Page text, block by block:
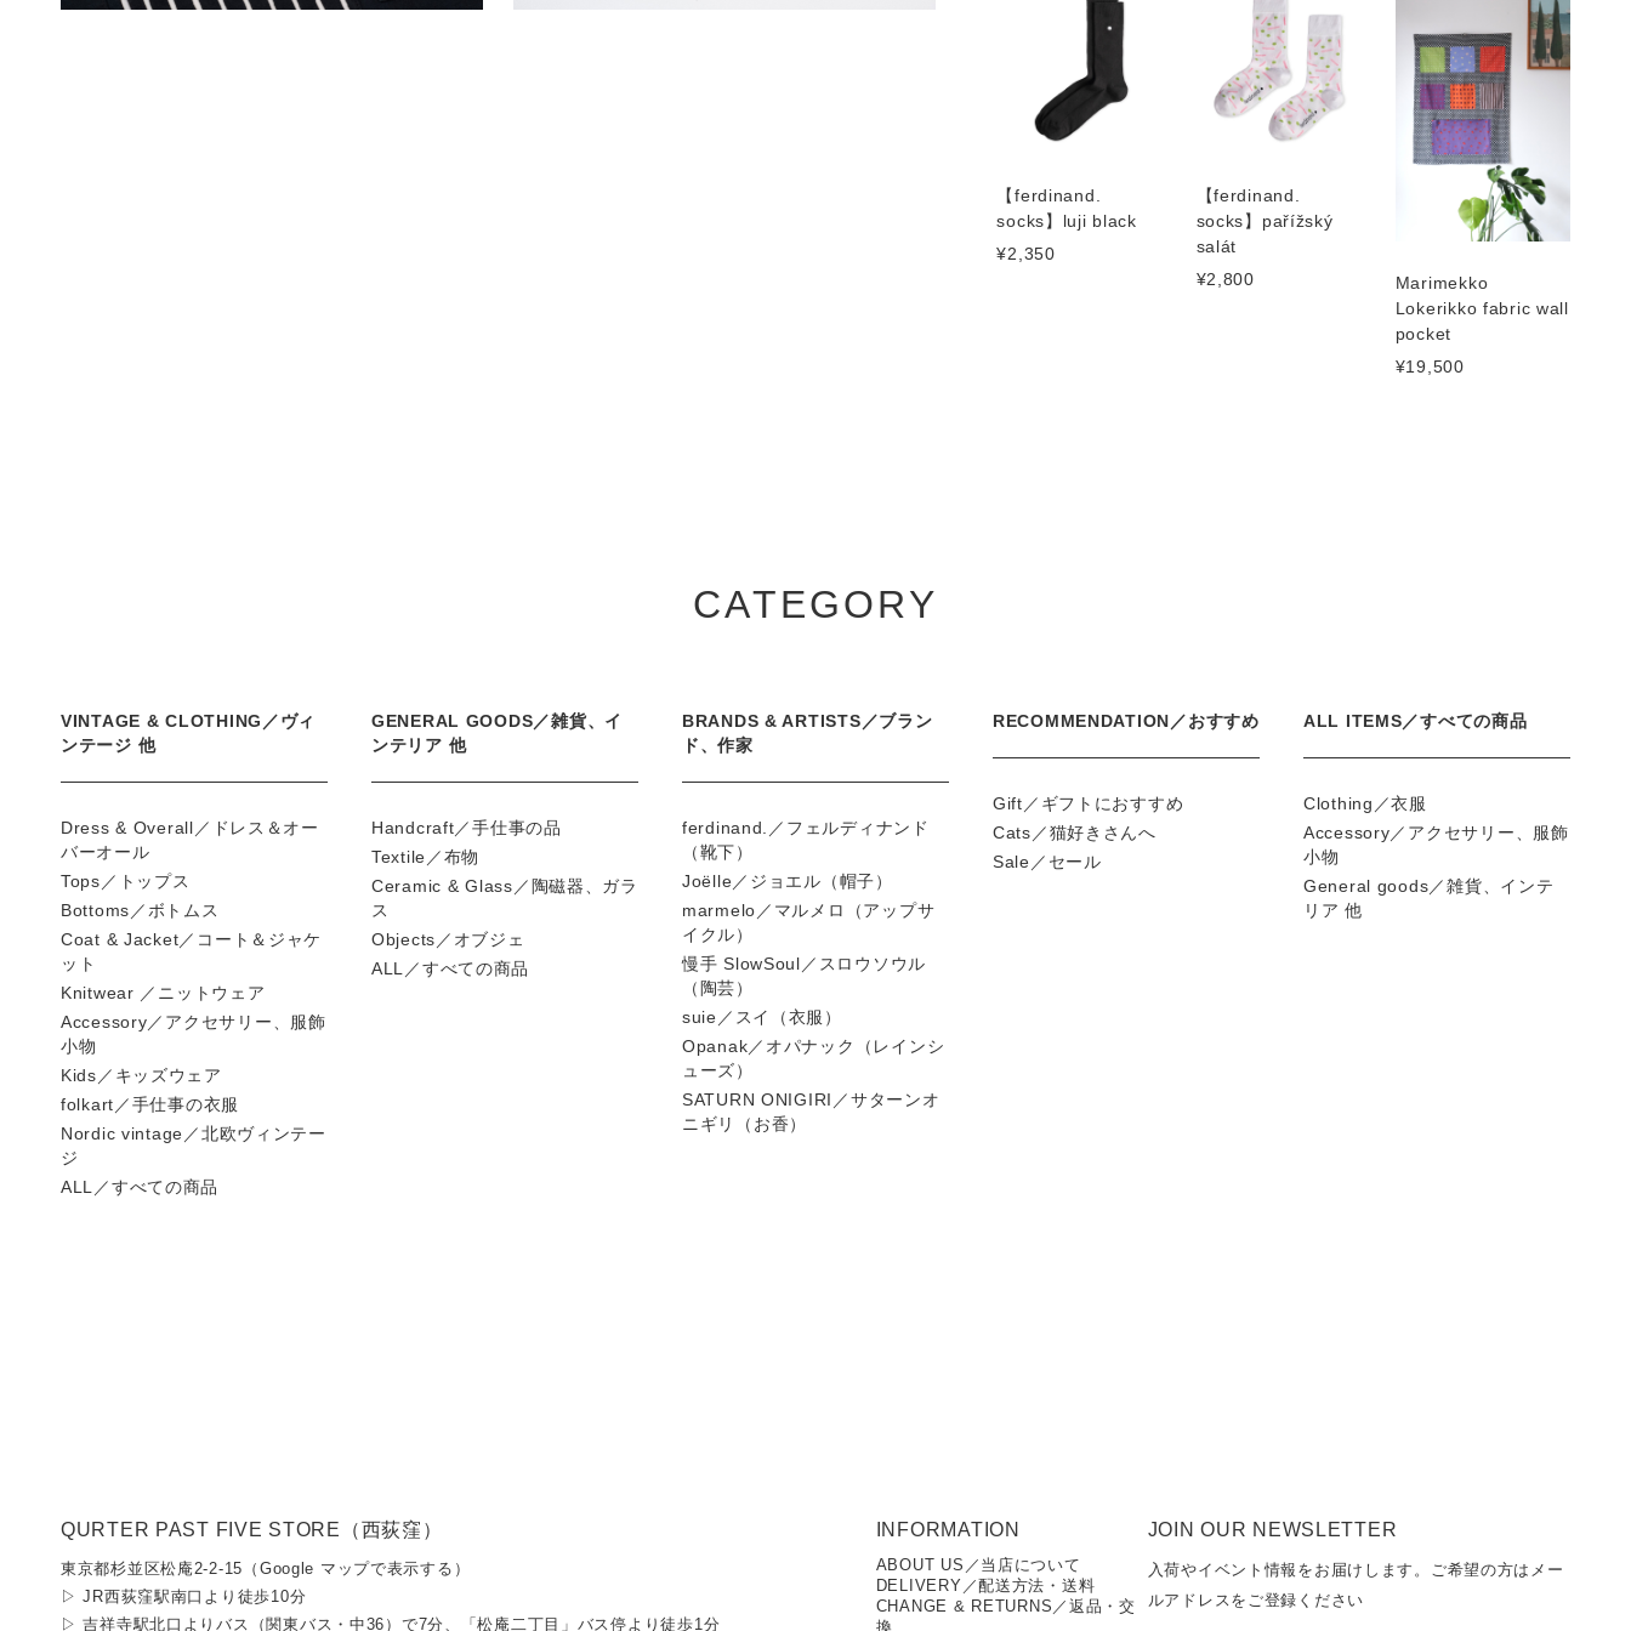
【ferdinand.
socks】luji black
¥2,350
【ferdinand.
socks】pařížský
salát
¥2,800
Marimekko
Lokerikko fabric wall
pocket
¥19,500
CATEGORY
VINTAGE & CLOTHING／ヴィ
ンテージ 他
Dress & Overall／ドレス＆オー
バーオール
Tops／トップス
Bottoms／ボトムス
Coat & Jacket／コート＆ジャケ
ット
Knitwear ／ニットウェア
Accessory／アクセサリー、服飾
小物
Kids／キッズウェア
folkart／手仕事の衣服
Nordic vintage／北欧ヴィンテー
ジ
ALL／すべての商品
GENERAL GOODS／雑貨、イ
ンテリア 他
Handcraft／手仕事の品
Textile／布物
Ceramic & Glass／陶磁器、ガラ
ス
Objects／オブジェ
ALL／すべての商品
BRANDS & ARTISTS／ブラン
ド、作家
ferdinand.／フェルディナンド
（靴下）
Joëlle／ジョエル（帽子）
marmelo／マルメロ（アップサ
イクル）
慢手 SlowSoul／スロウソウル
（陶芸）
suie／スイ（衣服）
Opanak／オパナック（レインシ
ューズ）
SATURN ONIGIRI／サターンオ
ニギリ（お香）
RECOMMENDATION／おすすめ
Gift／ギフトにおすすめ
Cats／猫好きさんへ
Sale／セール
ALL ITEMS／すべての商品
Clothing／衣服
Accessory／アクセサリー、服飾
小物
General goods／雑貨、インテ
リア 他
QURTER PAST FIVE STORE（西荻窪）
東京都杉並区松庵2-2-15（ Google マップで表示する ）
▷ JR西荻窪駅南口より徒歩10分
▷ 吉祥寺駅北口よりバス（関東バス・中36）で7分、「松庵二丁目」バス停より徒歩1分
INFORMATION
ABOUT US／当店について
DELIVERY／配送方法・送料
CHANGE & RETURNS／返品・交
換
JOIN OUR NEWSLETTER
入荷やイベント情報をお届けします。ご希望の方はメー
ルアドレスをご登録ください